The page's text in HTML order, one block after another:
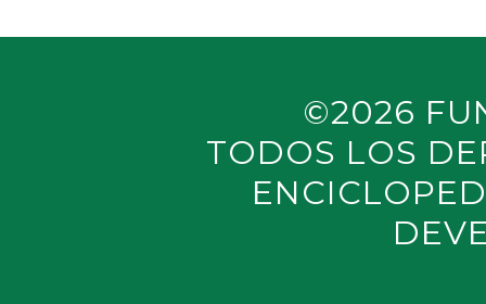
©2026
TODOS LOS